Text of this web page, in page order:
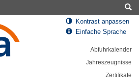
Kontrast anpassen
Einfache Sprache
Abfuhrkalender
Jahreszeugnisse
Zertifikate